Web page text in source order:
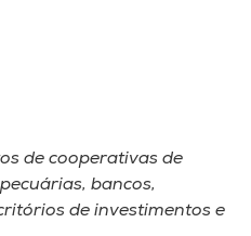
de cooperativas de
bancos,
de investimentos e